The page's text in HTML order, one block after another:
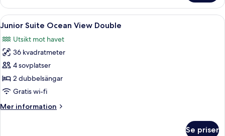
Suite
Ocean
Front
Öppna
alla
foton
för
Junior
Suite
Ocean
Double
Ett hotellrum med två sängar, var
5
Junior Suite Ocean View Double
Utsikt mot havet
36 kvadratmeter
4 sovplatser
2 dubbelsängar
Gratis wi-fi
Mer information
Mer
Se priser